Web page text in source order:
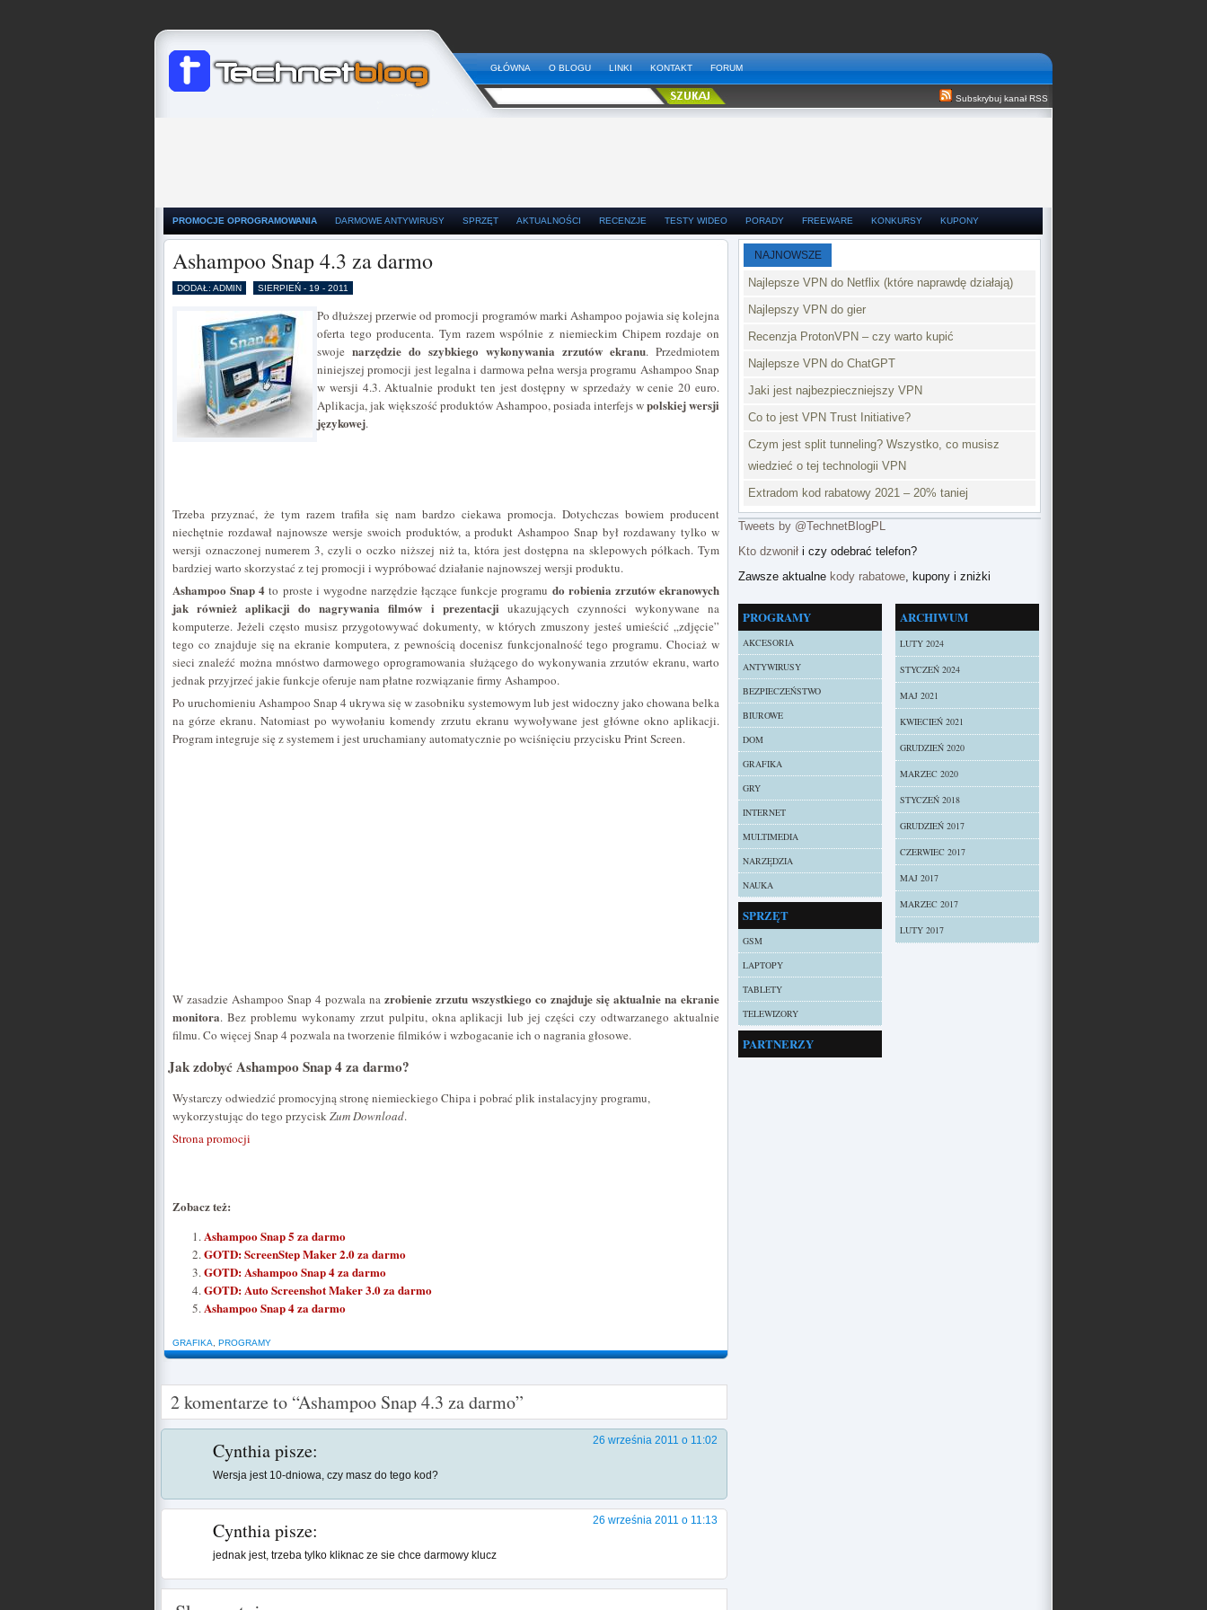
GŁÓWNA O BLOGU LINKI KONTAKT FORUM
Subskrybuj kanał RSS
PROMOCJE OPROGRAMOWANIA DARMOWE ANTYWIRUSY SPRZĘT AKTUALNOŚCI RECENZJE TESTY WIDEO PORADY FREEWARE KONKURSY KUPONY
Ashampoo Snap 4.3 za darmo
DODAŁ: ADMIN SIERPIEŃ - 19 - 2011
Po dłuższej przerwie od promocji programów marki Ashampoo pojawia się kolejna
oferta tego producenta. Tym razem wspólnie z niemieckim Chipem rozdaje on
swoje narzędzie do szybkiego wykonywania zrzutów ekranu. Przedmiotem
niniejszej promocji jest legalna i darmowa pełna wersja programu Ashampoo Snap
w wersji 4.3. Aktualnie produkt ten jest dostępny w sprzedaży w cenie 20 euro.
Aplikacja, jak większość produktów Ashampoo, posiada interfejs wpolskiej wersji
językowej.
Trzeba przyznać, że tym razem trafiła się nam bardzo ciekawa promocja. Dotychczas bowiem producent
niechętnie rozdawał najnowsze wersje swoich produktów, a produkt Ashampoo Snap był rozdawany tylko w
wersji oznaczonej numerem 3, czyli o oczko niższej niż ta, która jest dostępna na sklepowych półkach. Tym
bardziej warto skorzystać z tej promocji i wypróbować działanie najnowszej wersji produktu.
Ashampoo Snap 4 to proste i wygodne narzędzie łączące funkcje programu do robienia zrzutów ekranowych
jak również aplikacji do nagrywania filmów i prezentacji ukazujących czynności wykonywane na
komputerze. Jeżeli często musisz przygotowywać dokumenty, w których zmuszony jesteś umieścić „zdjęcie”
tego co znajduje się na ekranie komputera, z pewnością docenisz funkcjonalność tego programu. Chociaż w
sieci znaleźć można mnóstwo darmowego oprogramowania służącego do wykonywania zrzutów ekranu, warto
jednak przyjrzeć jakie funkcje oferuje nam płatne rozwiązanie firmy Ashampoo.
Po uruchomieniu Ashampoo Snap 4 ukrywa się w zasobniku systemowym lub jest widoczny jako chowana belka
na górze ekranu. Natomiast po wywołaniu komendy zrzutu ekranu wywoływane jest główne okno aplikacji.
Program integruje się z systemem i jest uruchamiany automatycznie po wciśnięciu przycisku Print Screen.
W zasadzie Ashampoo Snap 4 pozwala na zrobienie zrzutu wszystkiego co znajduje się aktualnie na ekranie
monitora. Bez problemu wykonamy zrzut pulpitu, okna aplikacji lub jej części czy odtwarzanego aktualnie
filmu. Co więcej Snap 4 pozwala na tworzenie filmików i wzbogacanie ich o nagrania głosowe.
Jak zdobyć Ashampoo Snap 4 za darmo?
Wystarczy odwiedzić promocyjną stronę niemieckiego Chipa i pobrać plik instalacyjny programu,
wykorzystując do tego przyciskZum Download.
Strona promocji
Zobacz też:
Ashampoo Snap 5 za darmo
GOTD: ScreenStep Maker 2.0 za darmo
GOTD: Ashampoo Snap 4 za darmo
GOTD: Auto Screenshot Maker 3.0 za darmo
Ashampoo Snap 4 za darmo
GRAFIKA PROGRAMY
2 komentarze to “Ashampoo Snap 4.3 za darmo”
Cynthiapisze: 26 września 2011 o 11:02
Wersja jest 10-dniowa, czy masz do tego kod?
Cynthiapisze: 26 września 2011 o 11:13
jednak jest, trzeba tylko kliknac ze sie chce darmowy klucz
NAJNOWSZE
Najlepsze VPN do Netflix (które naprawdę działają)
Najlepszy VPN do gier
Recenzja ProtonVPN – czy warto kupić
Najlepsze VPN do ChatGPT
Jaki jest najbezpieczniejszy VPN
Co to jest VPN Trust Initiative?
Czym jest split tunneling? Wszystko, co musisz
wiedzieć o tej technologii VPN
Extradom kod rabatowy 2021 – 20% taniej
Tweets by @TechnetBlogPL
Kto dzwonił i czy odebrać telefon?
Zawsze aktualne kody rabatowe, kupony i zniżki
ARCHIWUM
LUTY 2024
STYCZEŃ 2024
MAJ 2021
KWIECIEŃ 2021
GRUDZIEŃ 2020
MARZEC 2020
STYCZEŃ 2018
GRUDZIEŃ 2017
CZERWIEC 2017
MAJ 2017
MARZEC 2017
LUTY 2017
PROGRAMY
AKCESORIA
ANTYWIRUSY
BEZPIECZEŃSTWO
BIUROWE
DOM
GRAFIKA
GRY
INTERNET
MULTIMEDIA
NARZĘDZIA
NAUKA
SPRZĘT
GSM
LAPTOPY
TABLETY
TELEWIZORY
PARTNERZY